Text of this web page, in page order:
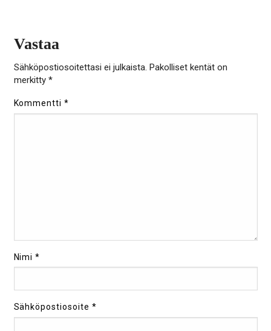
Vastaa
Sähköpostiosoitettasi ei julkaista. Pakolliset kentät on
merkitty *
Kommentti*
Nimi*
Sähköpostiosoite *